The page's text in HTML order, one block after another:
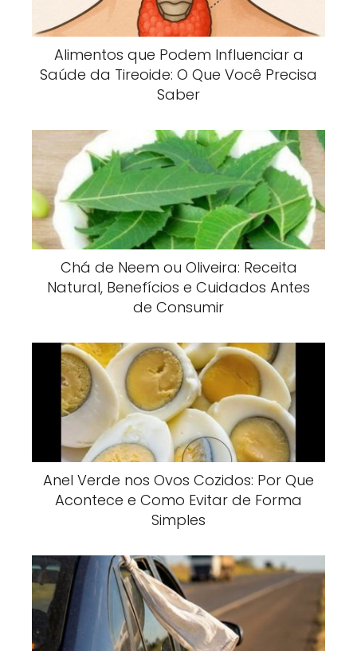
Alimentos que Podem Influenciar a
Saúde da Tireoide: O Que Você Precisa
Saber
Chá de Neem ou Oliveira: Receita
Natural, Benefícios e Cuidados Antes
de Consumir
Anel Verde nos Ovos Cozidos: Por Que
Acontece e Como Evitar de Forma
Simples